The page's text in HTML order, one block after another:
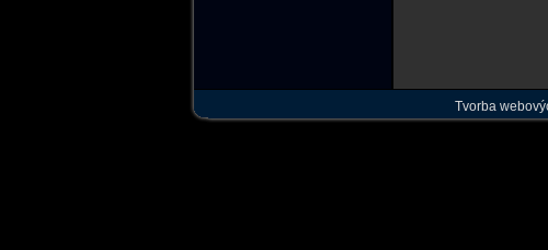
Tvorba